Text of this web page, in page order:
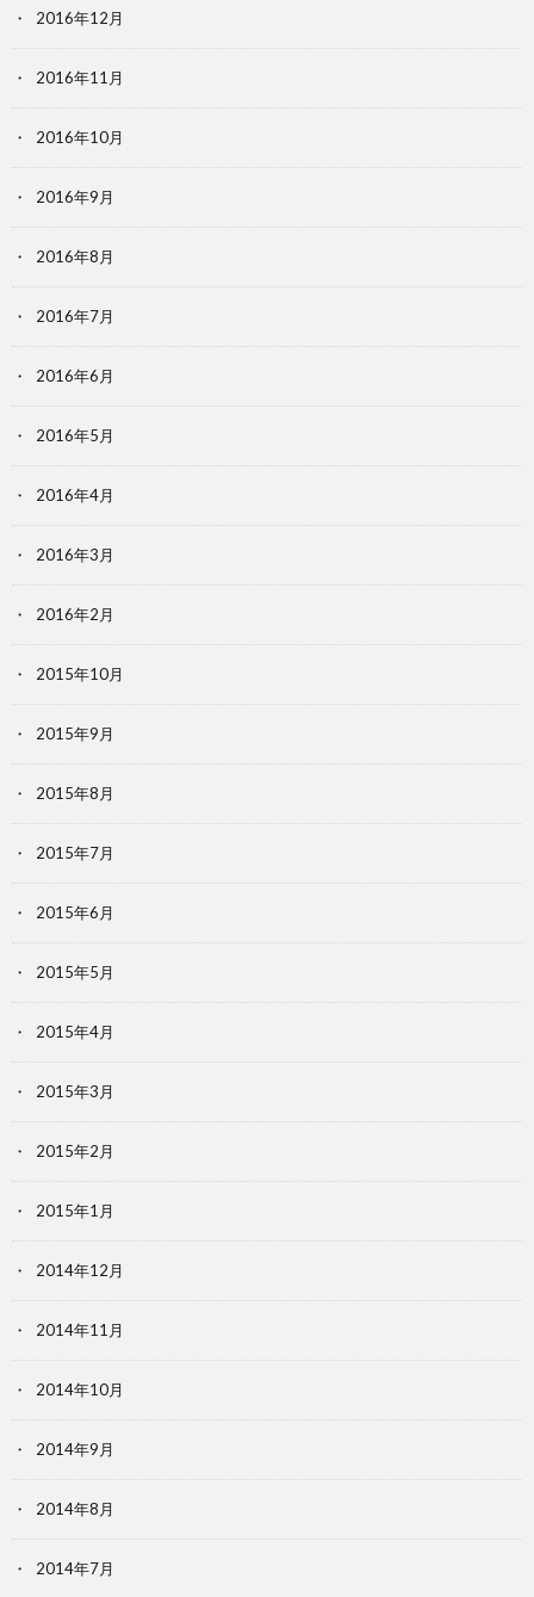
2016年12月
2016年11月
2016年10月
2016年9月
2016年8月
2016年7月
2016年6月
2016年5月
2016年4月
2016年3月
2016年2月
2015年10月
2015年9月
2015年8月
2015年7月
2015年6月
2015年5月
2015年4月
2015年3月
2015年2月
2015年1月
2014年12月
2014年11月
2014年10月
2014年9月
2014年8月
2014年7月